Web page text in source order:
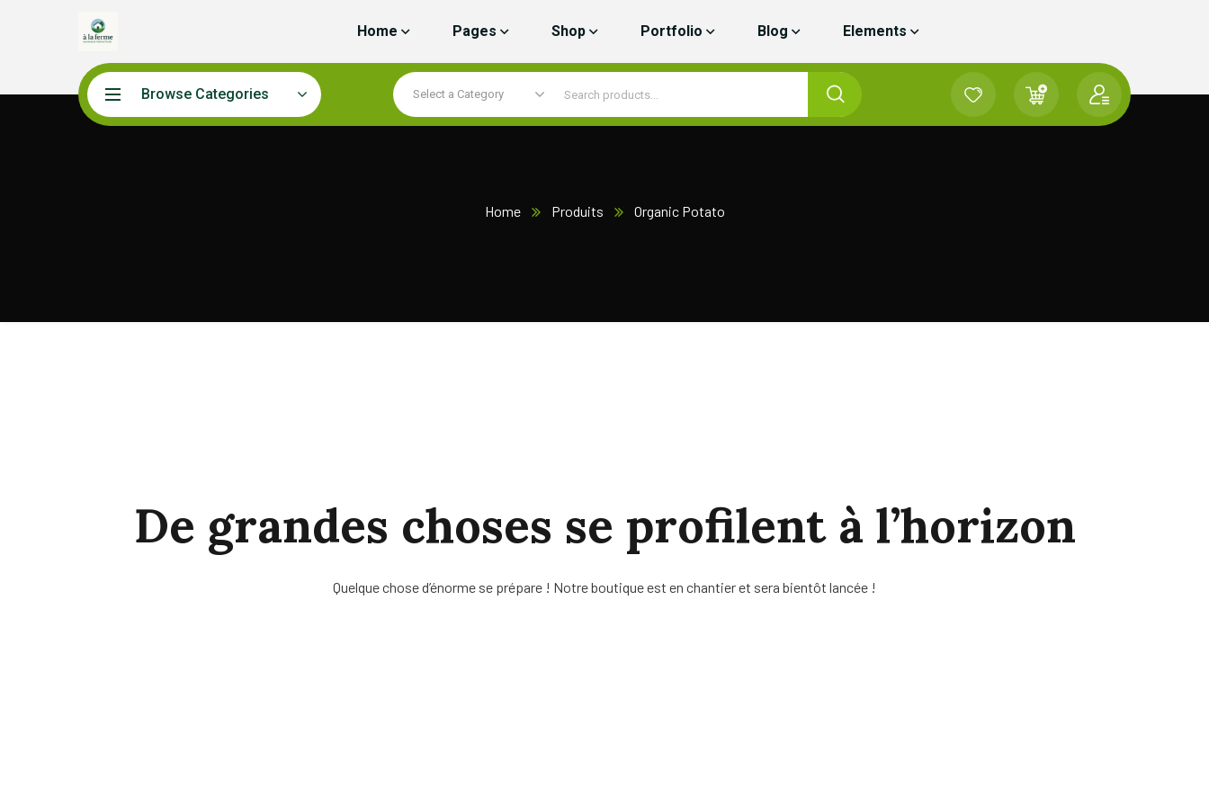
Home Pages Shop Portfolio Blog Elements
Browse Categories Select a Category
Home Produits Organic Potato
De grandes choses se profilent à l’horizon
Quelque chose d’énorme se prépare ! Notre boutique est en chantier et sera bientôt lancée !